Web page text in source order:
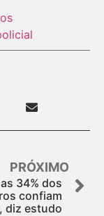
PRÓXIMO
34% dos
confiam
diz estudo